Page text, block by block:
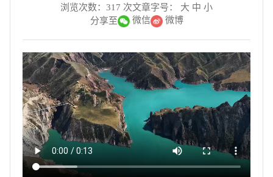
浏览次数： 317 次文章字号： 大 中 小
分享至
微信 微博